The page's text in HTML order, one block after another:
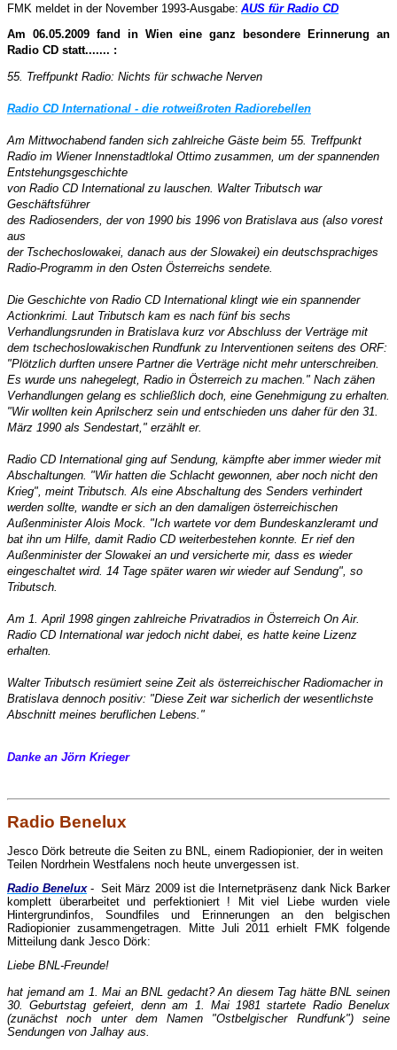
FMK meldet in der November 1993-Ausgabe: AUS für Radio CD
Am 06.05.2009 fand in Wien eine ganz besondere Erinnerung an
Radio CD statt....... :
55. Treffpunkt Radio: Nichts für schwache Nerven
Radio CD International - die rotweißroten Radiorebellen
Am Mittwochabend fanden sich zahlreiche Gäste beim 55. Treffpunkt
Radio im Wiener Innenstadtlokal Ottimo zusammen, um der spannenden
Entstehungsgeschichte
von Radio CD International zu lauschen. Walter Tributsch war
Geschäftsführer
des Radiosenders, der von 1990 bis 1996 von Bratislava aus (also vorest
aus
der Tschechoslowakei, danach aus der Slowakei) ein deutschsprachiges
Radio-Programm in den Osten Österreichs sendete.
Die Geschichte von Radio CD International klingt wie ein spannender
Actionkrimi. Laut Tributsch kam es nach fünf bis sechs
Verhandlungsrunden in Bratislava kurz vor Abschluss der Verträge mit
dem tschechoslowakischen Rundfunk zu Interventionen seitens des ORF:
"Plötzlich durften unsere Partner die Verträge nicht mehr unterschreiben.
Es wurde uns nahegelegt, Radio in Österreich zu machen." Nach zähen
Verhandlungen gelang es schließlich doch, eine Genehmigung zu erhalten.
"Wir wollten kein Aprilscherz sein und entschieden uns daher für den 31.
März 1990 als Sendestart," erzählt er.
Radio CD International ging auf Sendung, kämpfte aber immer wieder mit
Abschaltungen. "Wir hatten die Schlacht gewonnen, aber noch nicht den
Krieg", meint Tributsch. Als eine Abschaltung des Senders verhindert
werden sollte, wandte er sich an den damaligen österreichischen
Außenminister Alois Mock. "Ich wartete vor dem Bundeskanzleramt und
bat ihn um Hilfe, damit Radio CD weiterbestehen konnte. Er rief den
Außenminister der Slowakei an und versicherte mir, dass es wieder
eingeschaltet wird. 14 Tage später waren wir wieder auf Sendung", so
Tributsch.
Am 1. April 1998 gingen zahlreiche Privatradios in Österreich On Air.
Radio CD International war jedoch nicht dabei, es hatte keine Lizenz
erhalten.
Walter Tributsch resümiert seine Zeit als österreichischer Radiomacher in
Bratislava dennoch positiv: "Diese Zeit war sicherlich der wesentlichste
Abschnitt meines beruflichen Lebens."
Danke an Jörn Krieger
Radio Benelux
Jesco Dörk betreute die Seiten zu BNL, einem Radiopionier, der in weiten
Teilen Nordrhein Westfalens noch heute unvergessen ist.
Radio Benelux- Seit März 2009 ist die Internetpräsenz dank Nick Barker
komplett überarbeitet und perfektioniert ! Mit viel Liebe wurden viele
Hintergrundinfos, Soundfiles und Erinnerungen an den belgischen
Radiopionier zusammengetragen. Mitte Juli 2011 erhielt FMK folgende
Mitteilung dank Jesco Dörk:
Liebe BNL-Freunde!
hat jemand am 1. Mai an BNL gedacht? An diesem Tag hätte BNL seinen
30. Geburtstag gefeiert, denn am 1. Mai 1981 startete Radio Benelux
(zunächst noch unter dem Namen "Ostbelgischer Rundfunk") seine
Sendungen von Jalhay aus.